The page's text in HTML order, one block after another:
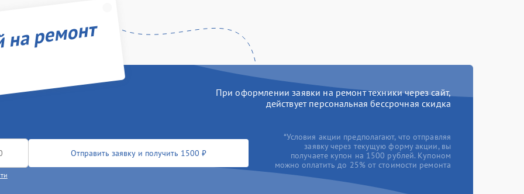
ремонт
При оформлении заявки на ремонт техники через сайт,
действует персональная бессрочная скидка
Отправить заявку и получить 1500 ₽
*Условия акции предполагают, что отправляя
заявку через текущую форму акции, вы
получаете купон на 1500 рублей. Купоном
можно оплатить до 25% от стоимости ремонта